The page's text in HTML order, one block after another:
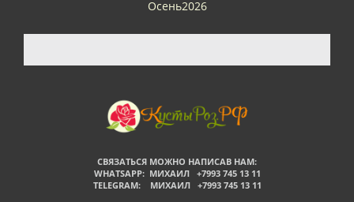
Осень2026
СВЯЗАТЬСЯ МОЖНО НАПИСАВ НАМ:
WHATSAPP: МИХАИЛ +7993 745 13 11
TELEGRAM: МИХАИЛ +7993 745 13 11